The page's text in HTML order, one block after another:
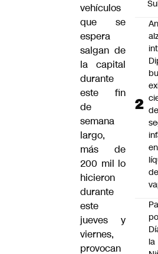
vehículos
que se
espera
salgan de
la capital
durante
este fin
de
semana
largo,
más de
200 mil lo
hicieron
durante
este
jueves y
viernes,
provocan
de
en
de
la